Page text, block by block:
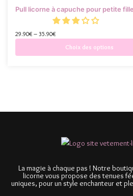
Pull licorne à capuche pour petite fille
29.90€ – 35.90€
Choix des options
La magie à chaque pas ! Notre
licorne vous propose des tenues
uniques, pour un style enchanteur et